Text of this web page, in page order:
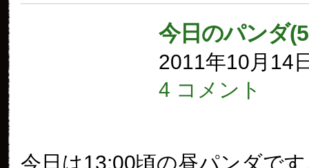
今日のパンダ
2011年10月14
4 コメント
今日は13:00頃の昼パンダで